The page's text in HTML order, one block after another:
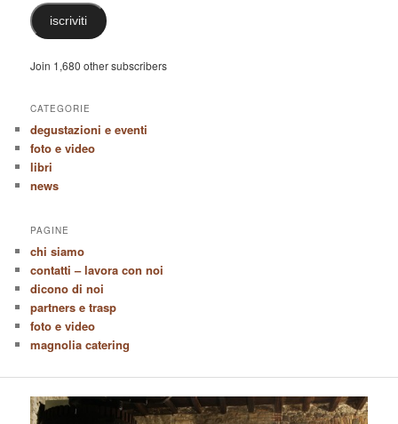
iscriviti
Join 1,680 other subscribers
CATEGORIE
degustazioni e eventi
foto e video
libri
news
PAGINE
chi siamo
contatti – lavora con noi
dicono di noi
partners e trasp
foto e video
magnolia catering